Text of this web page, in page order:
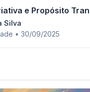
e Propósito
Silva
• 30/09/2025